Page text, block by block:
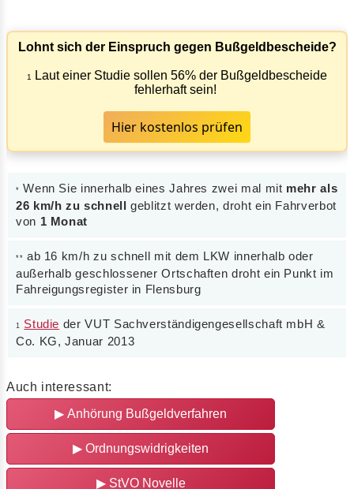
Lohnt sich der Einspruch gegen Bußgeldbescheide?
1
Laut einer Studie sollen 56% der Bußgeldbescheide
fehlerhaft sein!
Hier kostenlos prüfen
* Wenn Sie innerhalb eines Jahres zwei mal mit mehr als
26 km/h zu schnell geblitzt werden, droht ein Fahrverbot
von 1 Monat
** ab 16 km/h zu schnell mit dem LKW innerhalb oder
außerhalb geschlossener Ortschaften droht ein Punkt im
Fahreigungsregister in Flensburg
1 Studie der VUT Sachverständigengesellschaft mbH &
Co. KG, Januar 2013
Auch interessant:
▶ Anhörung Bußgeldverfahren
▶ Ordnungswidrigkeiten
▶StVO Novelle